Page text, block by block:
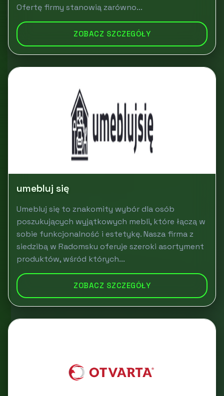
Ofertę firmy stanowią zarówno...
ZOBACZ SZCZEGÓŁY
umebluj się
Umebluj się to znakomity wybór dla osób
poszukujących wyjątkowych mebli, które łączą w
sobie funkcjonalność i estetykę. Nasza firma z
siedzibą w Radomsku oferuje szeroki asortyment
produktów, wśród których...
ZOBACZ SZCZEGÓŁY